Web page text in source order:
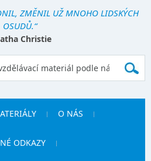
ZMĚNIL UŽ MNOHO LIDSKÝCH
OSUDŮ.“
Christie
O NÁS
ODKAZY